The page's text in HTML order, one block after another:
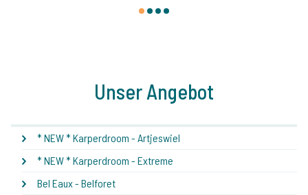
1 2 3 4
Unser Angebot
* NEW * Karperdroom - Artjeswiel
* NEW * Karperdroom - Extreme
Bel Eaux - Belforet